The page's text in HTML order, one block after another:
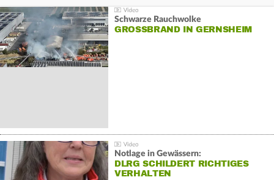
Schwarze Rauchwolke
GROSSBRAND IN GERNSHEIM
Notlage in Gewässern:
DLRG SCHILDERT RICHTIGES
VERHALTEN